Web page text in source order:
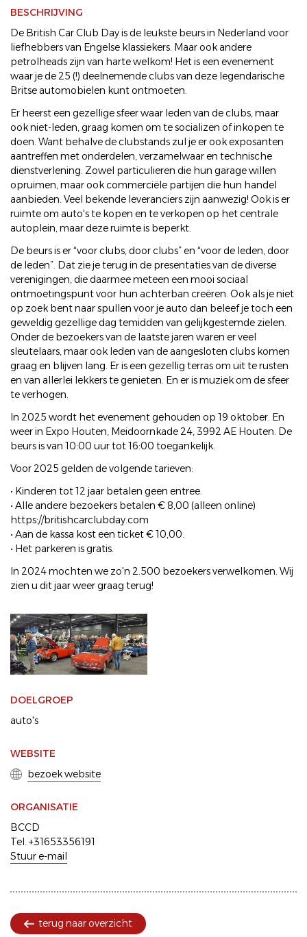
BESCHRIJVING
De British Car Club Day is de leukste beurs in Nederland voor
liefhebbers van Engelse klassiekers. Maar ook andere
petrolheads zijn van harte welkom! Het is een evenement
waar je de 25 (!) deelnemende clubs van deze legendarische
Britse automobielen kunt ontmoeten.
Er heerst een gezellige sfeer waar leden van de clubs, maar
ook niet-leden, graag komen om te socializen of inkopen te
doen. Want behalve de clubstands zul je er ook exposanten
aantreffen met onderdelen, verzamelwaar en technische
dienstverlening. Zowel particulieren die hun garage willen
opruimen, maar ook commerciële partijen die hun handel
aanbieden. Veel bekende leveranciers zijn aanwezig! Ook is er
ruimte om auto's te kopen en te verkopen op het centrale
autoplein, maar deze ruimte is beperkt.
De beurs is er “voor clubs, door clubs” en “voor de leden, door
de leden”. Dat zie je terug in de presentaties van de diverse
verenigingen, die daarmee meteen een mooi sociaal
ontmoetingspunt voor hun achterban creëren. Ook als je niet
op zoek bent naar spullen voor je auto dan beleef je toch een
geweldig gezellige dag temidden van gelijkgestemde zielen.
Onder de bezoekers van de laatste jaren waren er veel
sleutelaars, maar ook leden van de aangesloten clubs komen
graag en blijven lang. Er is een gezellig terras om uit te rusten
en van allerlei lekkers te genieten. En er is muziek om de sfeer
te verhogen.
In 2025 wordt het evenement gehouden op 19 oktober. En
weer in Expo Houten, Meidoornkade 24, 3992 AE Houten. De
beurs is van 10:00 uur tot 16:00 toegankelijk.
Voor 2025 gelden de volgende tarieven:
• Kinderen tot 12 jaar betalen geen entree.
• Alle andere bezoekers betalen € 8,00 (alleen online)
https://britishcarclubday.com
• Aan de kassa kost een ticket € 10,00.
• Het parkeren is gratis.
In 2024 mochten we zo'n 2.500 bezoekers verwelkomen. Wij
zien u dit jaar weer graag terug!
DOELGROEP
auto's
WEBSITE
bezoek website
ORGANISATIE
BCCD
Tel. +31653356191
Stuur e-mail
terug naar overzicht